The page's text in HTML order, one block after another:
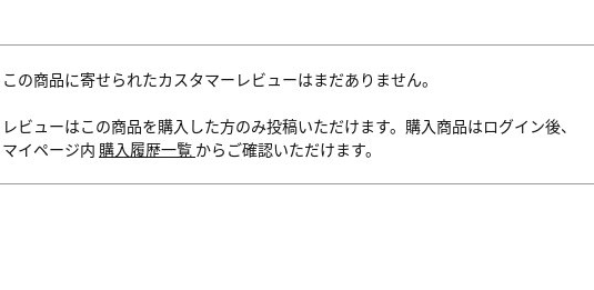
この商品に寄せられたカスタマーレビューはまだありません。
レビューはこの商品を購入した方のみ投稿いただけます。購入商品はログイン後、
マイページ内 購入履歴一覧 からご確認いただけます。